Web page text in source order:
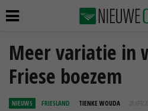
Meer variatie in
Friese boezem
NIEUWS FRIESLAND TIENKE WOUDA 28 APR